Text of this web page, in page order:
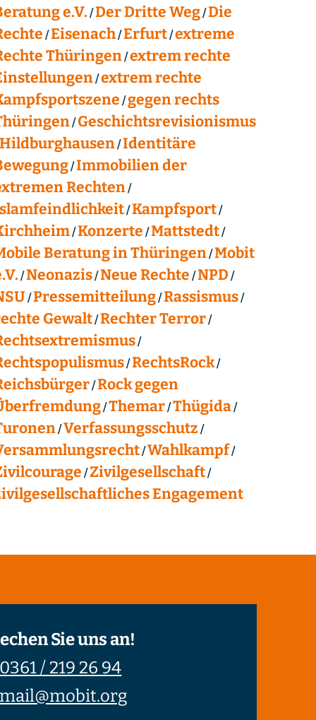
e.V. Der Dritte Weg Die
Eisenach Erfurt extreme
Thüringen extrem rechte
extrem rechte
gegen rechts
Geschichtsrevisionismus
Identitäre
Immobilien der
Rechten
Kampfsport
Konzerte Mattstedt
Beratung in Thüringen Mobit
Neonazis Neue Rechte NPD
Pressemitteilung Rassismus
Gewalt Rechter Terror
RechtsRock
Rock gegen
Themar Thügida
Verfassungsschutz
Wahlkampf
Zivilgesellschaft
Engagement
Sie uns an!
0361 / 219 26 94
mail@mobit.org